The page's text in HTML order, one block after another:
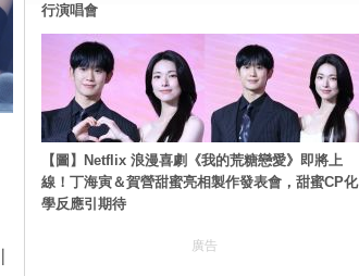
行演唱會
【圖】Netflix 浪漫喜劇《我的荒糖戀愛》即將上
線！丁海寅＆賀營甜蜜亮相製作發表會，甜蜜CP化
學反應引期待
廣告